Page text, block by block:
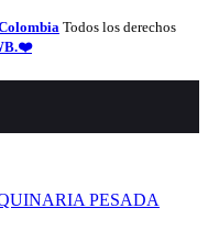
Todos los derechos
PESADA